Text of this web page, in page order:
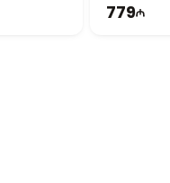
779